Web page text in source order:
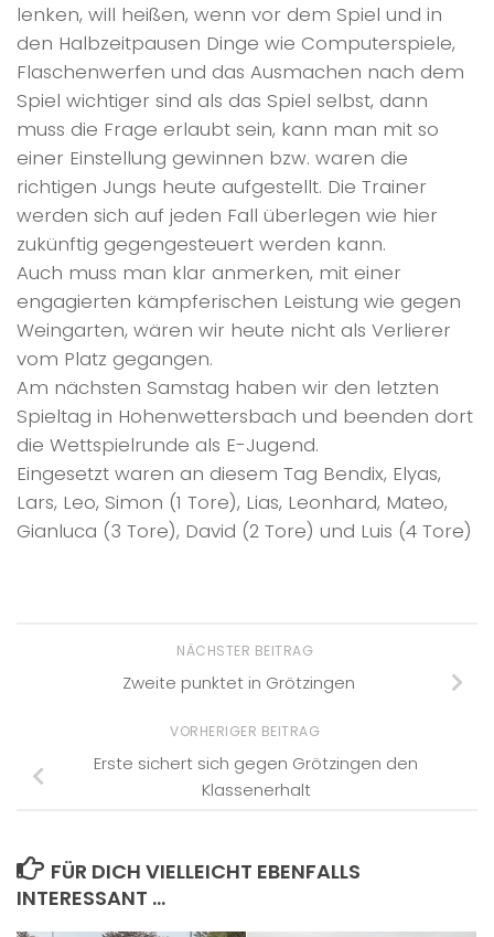
lenken, will heißen, wenn vor dem Spiel und in
den Halbzeitpausen Dinge wie Computerspiele,
Flaschenwerfen und das Ausmachen nach dem
Spiel wichtiger sind als das Spiel selbst, dann
muss die Frage erlaubt sein, kann man mit so
einer Einstellung gewinnen bzw. waren die
richtigen Jungs heute aufgestellt. Die Trainer
werden sich auf jeden Fall überlegen wie hier
zukünftig gegengesteuert werden kann.
Auch muss man klar anmerken, mit einer
engagierten kämpferischen Leistung wie gegen
Weingarten, wären wir heute nicht als Verlierer
vom Platz gegangen.
Am nächsten Samstag haben wir den letzten
Spieltag in Hohenwettersbach und beenden dort
die Wettspielrunde als E-Jugend.
Eingesetzt waren an diesem Tag Bendix, Elyas,
Lars, Leo, Simon (1 Tore), Lias, Leonhard, Mateo,
Gianluca (3 Tore), David (2 Tore) und Luis (4 Tore)
NÄCHSTER BEITRAG
Zweite punktet in Grötzingen
VORHERIGER BEITRAG
Erste sichert sich gegen Grötzingen den
Klassenerhalt
FÜR DICH VIELLEICHT EBENFALLS
INTERESSANT …